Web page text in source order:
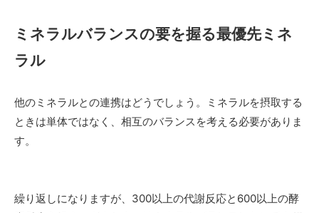
ミネラルバランスの要を握る最優先ミネ
ラル
他のミネラルとの連携はどうでしょう。ミネラルを摂取する
ときは単体ではなく、相互のバランスを考える必要がありま
す。
繰り返しになりますが、300以上の代謝反応と600以上の酵